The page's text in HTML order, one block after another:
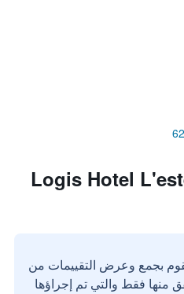
بجمع وعرض التقييمات من
منها فقط والتي تم إجراؤها